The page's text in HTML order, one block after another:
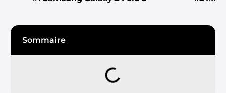
Sommaire